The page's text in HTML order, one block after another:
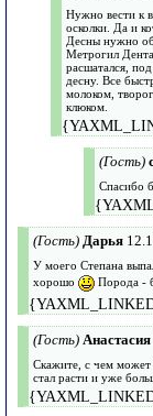
Нужно вести к
осколки. Да и
Десны нужно
Метрогил
расшатался,
десну. Все
молоком,
клюком.
(Гость)
Спасибо
(Гость) Дарья
У моего Степана
хорошо
Порода -
(Гость) Анастасия
Скажите, с чем может
стал расти и уже